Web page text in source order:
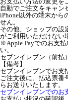
自動でご注文をキャン
iPhone以外の端末から
せん。
その他、ショップの設
がご利用いただけない
※Apple Payでのお支
い。
セブンイレブン（前払）
【備考】
セブンイレブンでお支
ご注文後に、払込票
らお送りいたします。
セブンイレブンでのお